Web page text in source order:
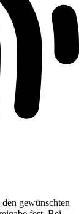
gewünschten